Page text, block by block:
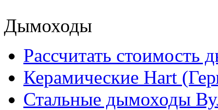
Дымоходы
Рассчитать стоимость
Керамические Hart
Стальные дымоходы